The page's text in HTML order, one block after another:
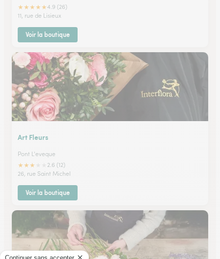
★★★★★4.9 (26)
11, rue de Lisieux
Voir la boutique
Art Fleurs
Pont L'eveque
★★★
2.6 (12)
26, rue Saint Michel
Voir la boutique